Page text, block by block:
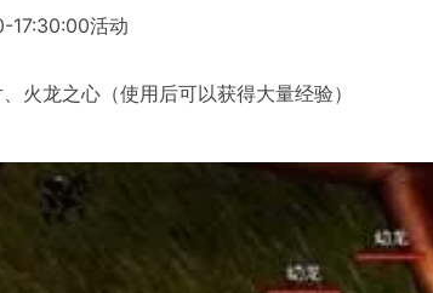
17:30:00活动
火龙之心（使用后可以获得大量经验）